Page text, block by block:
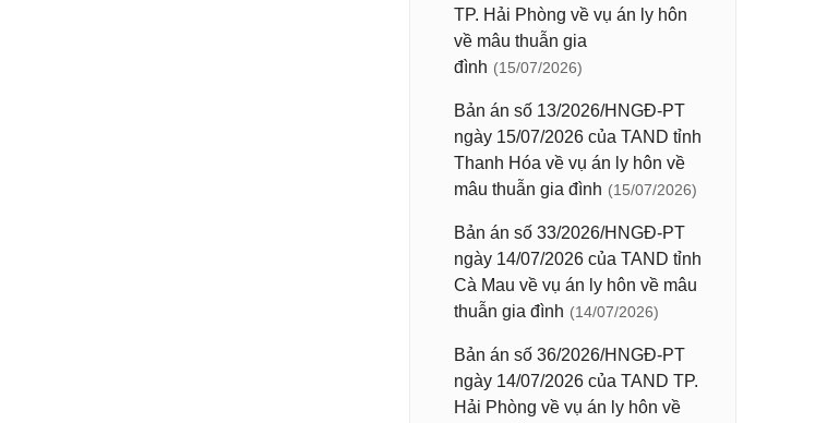
TP. Hải Phòng về vụ án ly hôn
về mâu thuẫn gia
đình (15/07/2026)
Bản án số 13/2026/HNGĐ-PT
ngày 15/07/2026 của TAND tỉnh
Thanh Hóa về vụ án ly hôn về
mâu thuẫn gia đình (15/07/2026)
Bản án số 33/2026/HNGĐ-PT
ngày 14/07/2026 của TAND tỉnh
Cà Mau về vụ án ly hôn về mâu
thuẫn gia đình (14/07/2026)
Bản án số 36/2026/HNGĐ-PT
ngày 14/07/2026 của TAND TP.
Hải Phòng về vụ án ly hôn về